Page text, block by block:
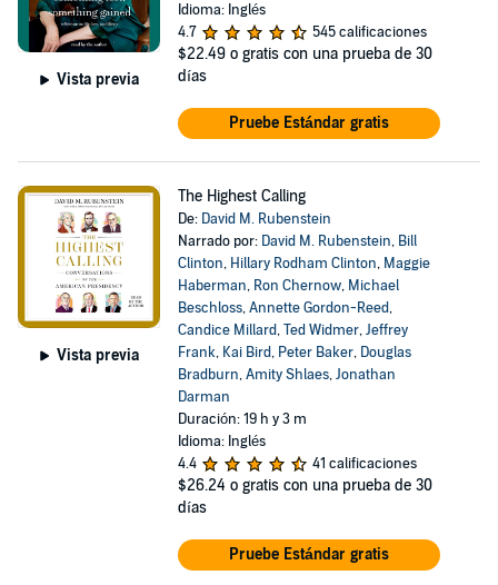
Vista previa
Idioma: Inglés
4.7
545 calificaciones
$22.49 o gratis con una prueba de 30
días
Pruebe Estándar gratis
Vista previa
The Highest Calling
De: David M. Rubenstein
Narrado por: David M. Rubenstein, Bill
Clinton, Hillary Rodham Clinton, Maggie
Haberman, Ron Chernow, Michael
Beschloss,Annette Gordon-Reed,
Candice Millard,Ted Widmer,Jeffrey
Frank, Kai Bird, Peter Baker, Douglas
Bradburn,Amity Shlaes,Jonathan
Darman
Duración: 19 h y 3 m
Idioma: Inglés
4.4
41 calificaciones
$26.24 o gratis con una prueba de 30
días
Pruebe Estándar gratis